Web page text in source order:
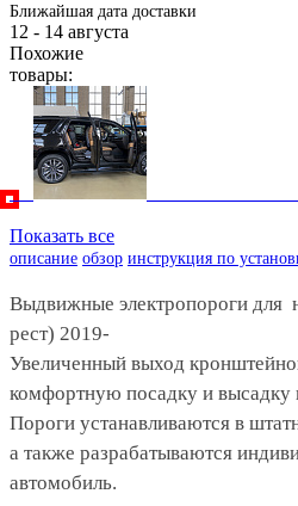
Ближайшая дата доставки
12 - 14 августа
Похожие
товары:
Показать все
описание обзор инструкция по
Выдвижные электропороги для
рест) 2019-
Увеличенный выход
комфортную посадку и высадку
Пороги устанавливаются в
а также разрабатываются
автомобиль.